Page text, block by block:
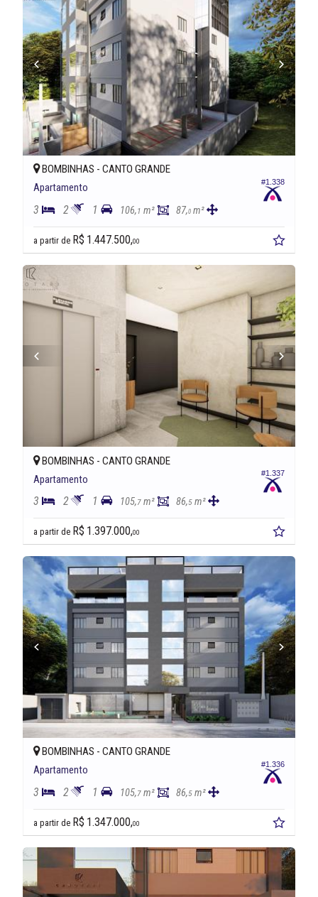
#1.338
BOMBINHAS - CANTO GRANDE
Apartamento
3 2 1 106,1 m² 87,0 m²
a partir de R$ 1.447.500,00
#1.337
BOMBINHAS - CANTO GRANDE
Apartamento
3 2 1 105,7 m² 86,5 m²
a partir de R$ 1.397.000,00
#1.336
BOMBINHAS - CANTO GRANDE
Apartamento
3 2 1 105,7 m² 86,5 m²
a partir de R$ 1.347.000,00